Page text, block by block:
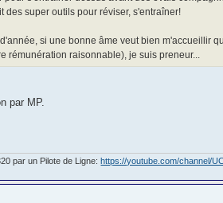
des super outils pour réviser, s'entraîner!
si une bonne âme veut bien m'accueillir
rémunération raisonnable), je suis preneur...
par MP.
par un Pilote de Ligne:https://youtube.com/channel/